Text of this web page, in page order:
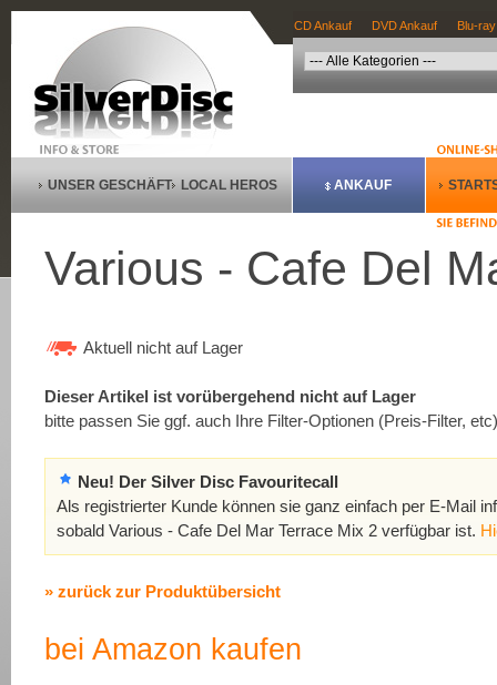
CD Ankauf DVD Ankauf Blu-
UNSER GESCHÄFT LOCAL HEROS ANKAUF
Various - Cafe Del
Aktuell nicht auf Lager
Dieser Artikel ist vorübergehend nicht auf Lager
bitte passen Sie ggf. auch Ihre Filter-Optionen (Preis-Filter,
Neu! Der Silver Disc Favouritecall
Als registrierter Kunde können sie ganz einfach per E-Mail
sobald Various - Cafe Del Mar Terrace Mix 2 verfügbar ist.
» zurück zur Produktübersicht
bei Amazon kaufen